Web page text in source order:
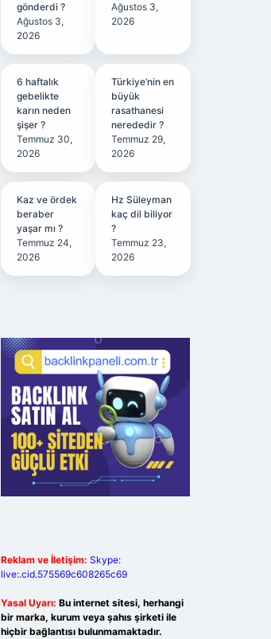
gönderdi ?
Ağustos 3,
2026
Ağustos 3,
2026
6 haftalık
gebelikte
karın neden
şişer ?
Temmuz 30,
2026
Türkiye’nin en
büyük
rasathanesi
nerededir ?
Temmuz 29,
2026
Kaz ve ördek
beraber
yaşar mı ?
Temmuz 24,
2026
Hz Süleyman
kaç dil biliyor
?
Temmuz 23,
2026
Reklam ve İletişim: Skype:
live:.cid.575569c608265c69
Yasal Uyarı: Bu internet sitesi, herhangi
bir marka, kurum veya şahıs şirketi ile
hiçbir bağlantısı bulunmamaktadır.